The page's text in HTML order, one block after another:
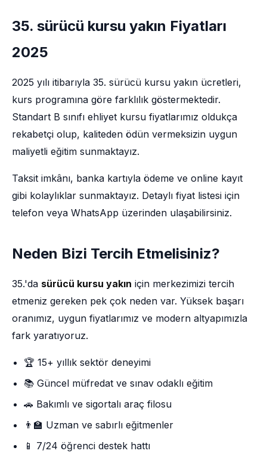
35. sürücü kursu yakın Fiyatları
2025
2025 yılı itibarıyla 35. sürücü kursu yakın ücretleri,
kurs programına göre farklılık göstermektedir.
Standart B sınıfı ehliyet kursu fiyatlarımız oldukça
rekabetçi olup, kaliteden ödün vermeksizin uygun
maliyetli eğitim sunmaktayız.
Taksit imkânı, banka kartıyla ödeme ve online kayıt
gibi kolaylıklar sunmaktayız. Detaylı fiyat listesi için
telefon veya WhatsApp üzerinden ulaşabilirsiniz.
Neden Bizi Tercih Etmelisiniz?
35.'da sürücü kursu yakın için merkezimizi tercih
etmeniz gereken pek çok neden var. Yüksek başarı
oranımız, uygun fiyatlarımız ve modern altyapımızla
fark yaratıyoruz.
🏆 15+ yıllık sektör deneyimi
📚 Güncel müfredat ve sınav odaklı eğitim
🚗 Bakımlı ve sigortalı araç filosu
👨‍🏫 Uzman ve sabırlı eğitmenler
📱 7/24 öğrenci destek hattı